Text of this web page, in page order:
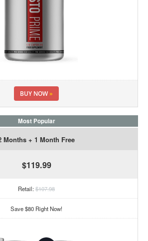
BUY NOW»
Most Popular
Months + 1 Month Free
$119.99
Retail:$107.98
Save $80 Right Now!